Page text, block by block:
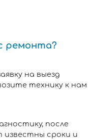
ремонта?
на выезд
технику к нам
после
сроки и